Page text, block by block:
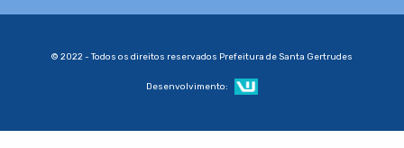
© 2022 - Todos os direitos reservados Prefeitura de Santa Gertrudes
Desenvolvimento: